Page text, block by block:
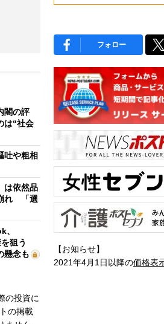
閣の評
は“社会
吐や粗相
は依然品
れ 「選
、
を狙う
懸念も
の投資に
の掲載
フォロー
【お知らせ】
2021年4月1日以降の価格表